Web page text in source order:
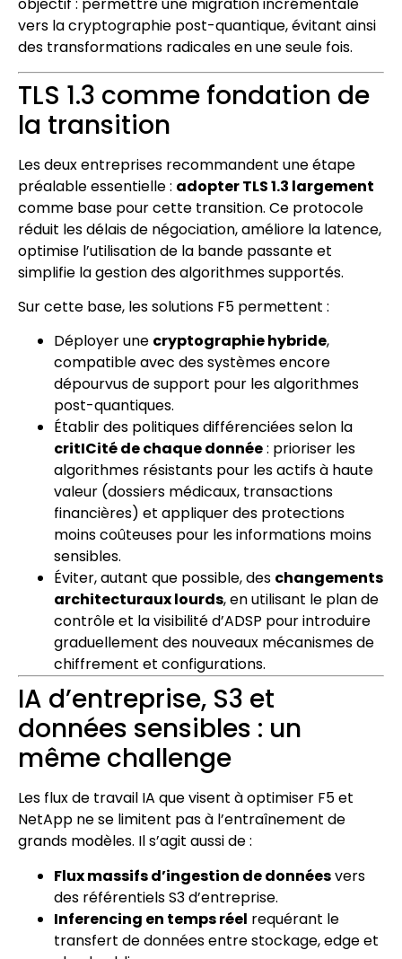
objectif : permettre une migration incrémentale
vers la cryptographie post-quantique, évitant ainsi
des transformations radicales en une seule fois.
TLS 1.3 comme fondation de
la transition
Les deux entreprises recommandent une étape
préalable essentielle : adopter TLS 1.3 largement
comme base pour cette transition. Ce protocole
réduit les délais de négociation, améliore la latence,
optimise l’utilisation de la bande passante et
simplifie la gestion des algorithmes supportés.
Sur cette base, les solutions F5 permettent :
Déployer une cryptographie hybride,
compatible avec des systèmes encore
dépourvus de support pour les algorithmes
post-quantiques.
Établir des politiques différenciées selon la
critICité de chaque donnée: prioriser les
algorithmes résistants pour les actifs à haute
valeur (dossiers médicaux, transactions
financières) et appliquer des protections
moins coûteuses pour les informations moins
sensibles.
Éviter, autant que possible, des changements
architecturaux lourds, en utilisant le plan de
contrôle et la visibilité d’ADSP pour introduire
graduellement des nouveaux mécanismes de
chiffrement et configurations.
IA d’entreprise, S3 et
données sensibles : un
même challenge
Les flux de travail IA que visent à optimiser F5 et
NetApp ne se limitent pas à l’entraînement de
grands modèles. Il s’agit aussi de :
Flux massifs d’ingestion de donnéesvers
des référentiels S3 d’entreprise.
Inferencing en temps réel requérant le
transfert de données entre stockage, edge et